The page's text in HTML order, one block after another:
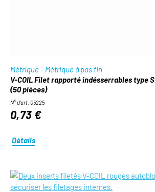
Métrique - Métrique à pas fin
V-COIL Filet rapporté indésserrables type
(50 pièces)
N° d'art. 05225
0,73 €
Détails